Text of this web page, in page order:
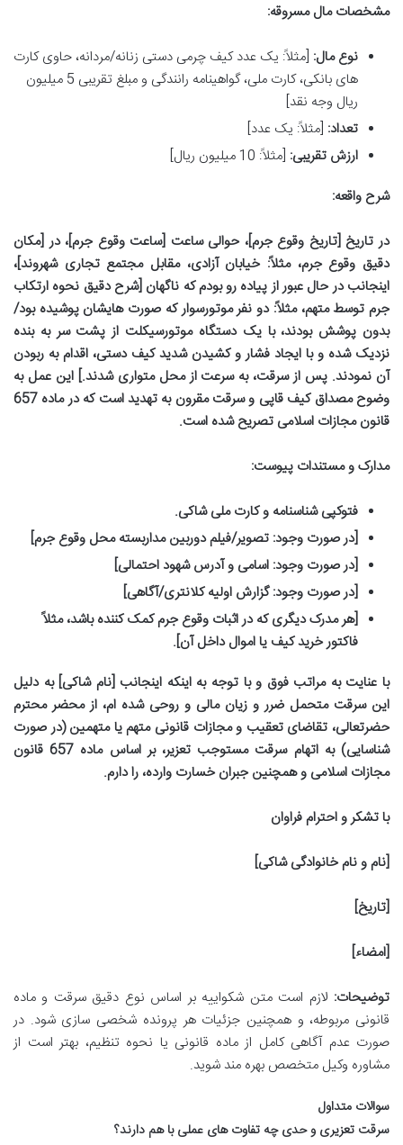
مشخصات مال مسروقه:
نوع مال: [مثلاً: یک عدد کیف چرمی دستی زنانه/مردانه، حاوی کارت
های بانکی، کارت ملی، گواهینامه رانندگی و مبلغ تقریبی 5 میلیون
ریال وجه نقد]
تعداد: [مثلاً: یک عدد]
ارزش تقریبی: [مثلاً: 10 میلیون ریال]
شرح واقعه:
در تاریخ [تاریخ وقوع جرم]، حوالی ساعت [ساعت وقوع جرم]، در [مکان
دقیق وقوع جرم، مثلاً: خیابان آزادی، مقابل مجتمع تجاری شهروند]،
اینجانب در حال عبور از پیاده رو بودم که ناگهان [شرح دقیق نحوه ارتکاب
جرم توسط متهم، مثلاً: دو نفر موتورسوار که صورت هایشان پوشیده بود/
بدون پوشش بودند، با یک دستگاه موتورسیکلت از پشت سر به بنده
نزدیک شده و با ایجاد فشار و کشیدن شدید کیف دستی، اقدام به ربودن
آن نمودند. پس از سرقت، به سرعت از محل متواری شدند.] این عمل به
وضوح مصداق کیف قاپی و سرقت مقرون به تهدید است که در ماده 657
قانون مجازات اسلامی تصریح شده است.
مدارک و مستندات پیوست:
فتوکپی شناسنامه و کارت ملی شاکی.
[در صورت وجود: تصویر/فیلم دوربین مداربسته محل وقوع جرم]
[در صورت وجود: اسامی و آدرس شهود احتمالی]
[در صورت وجود: گزارش اولیه کلانتری/آگاهی]
[هر مدرک دیگری که در اثبات وقوع جرم کمک کننده باشد، مثلاً
فاکتور خرید کیف یا اموال داخل آن].
با عنایت به مراتب فوق و با توجه به اینکه اینجانب [نام شاکی] به دلیل
این سرقت متحمل ضرر و زیان مالی و روحی شده ام، از محضر محترم
حضرتعالی، تقاضای تعقیب و مجازات قانونی متهم یا متهمین (در صورت
شناسایی) به اتهام سرقت مستوجب تعزیر، بر اساس ماده 657 قانون
مجازات اسلامی و همچنین جبران خسارت وارده، را دارم.
با تشکر و احترام فراوان
[نام و نام خانوادگی شاکی]
[تاریخ]
[امضاء]
توضیحات: لازم است متن شکواییه بر اساس نوع دقیق سرقت و ماده
قانونی مربوطه، و همچنین جزئیات هر پرونده شخصی سازی شود. در
صورت عدم آگاهی کامل از ماده قانونی یا نحوه تنظیم، بهتر است از
مشاوره وکیل متخصص بهره مند شوید.
سوالات متداول
سرقت تعزیری و حدی چه تفاوت های عملی با هم دارند؟